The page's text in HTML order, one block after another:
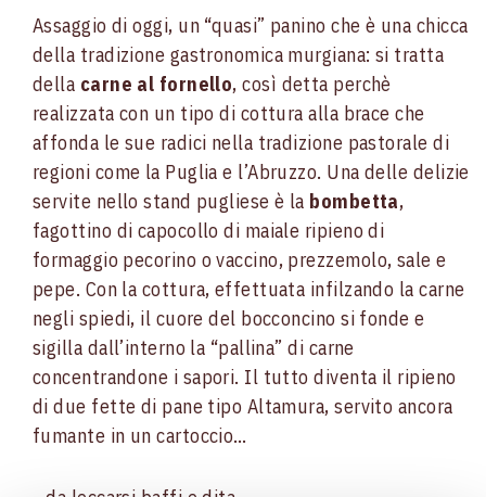
Assaggio di oggi, un “quasi” panino che è una chicca
della tradizione gastronomica murgiana: si tratta
della carne al fornello, così detta perchè
realizzata con un tipo di cottura alla brace che
affonda le sue radici nella tradizione pastorale di
regioni come la Puglia e l’Abruzzo. Una delle delizie
servite nello stand pugliese è la bombetta,
fagottino di capocollo di maiale ripieno di
formaggio pecorino o vaccino, prezzemolo, sale e
pepe. Con la cottura, effettuata infilzando la carne
negli spiedi, il cuore del bocconcino si fonde e
sigilla dall’interno la “pallina” di carne
concentrandone i sapori. Il tutto diventa il ripieno
di due fette di pane tipo Altamura, servito ancora
fumante in un cartoccio…